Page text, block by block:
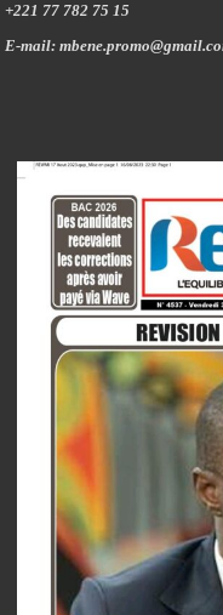
+221 77 782 75 15
E-mail: